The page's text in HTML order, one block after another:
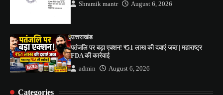
Shramik mantr August 6, 2026
उत्तराखंड
पतंजलि पर बड़ा एक्शन! ₹51 लाख की दवाएं जब्त | महाराष्ट्र
FDA की कार्रवाई
admin August 6, 2026
Categories